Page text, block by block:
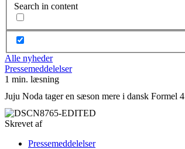
Search in content
Alle nyheder
Pressemeddelelser
1 min. læsning
Juju Noda tager en sæson mere i dansk Formel 4
Skrevet af
Pressemeddelelser